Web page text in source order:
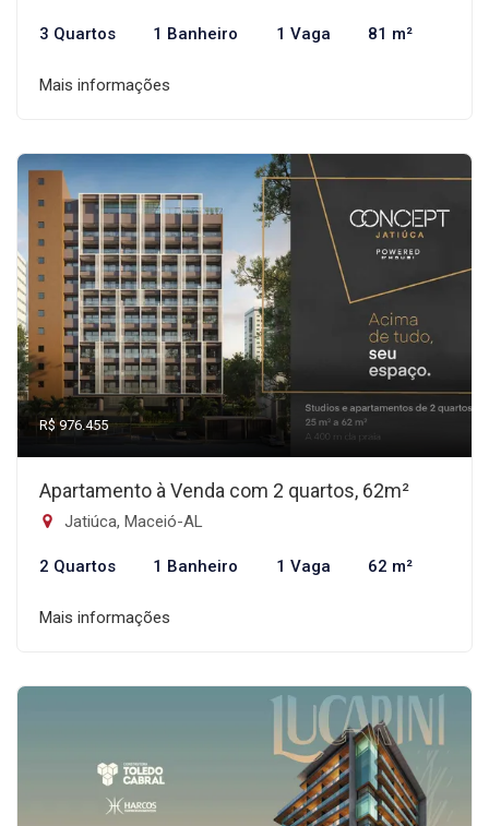
3 Quartos 1 Banheiro 1 Vaga 81 m²
Mais informações
R$ 976.455
Apartamento à Venda com 2 quartos, 62m²
Jatiúca, Maceió-AL
2 Quartos 1 Banheiro 1 Vaga 62 m²
Mais informações